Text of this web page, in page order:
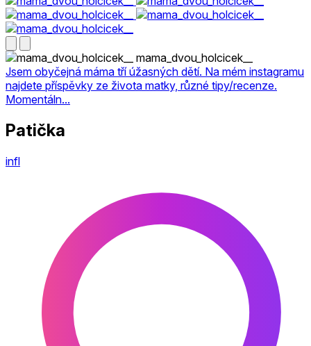
mama_dvou_holcicek__
Jsem obyčejná máma tří úžasných dětí. Na mém instagramu
najdete příspěvky ze života matky, různé tipy/recenze.
Momentáln...
Patička
infl